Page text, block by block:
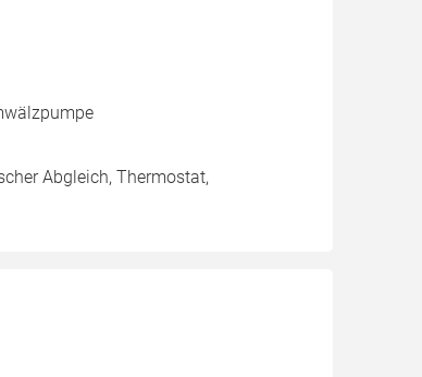
Abgleich, Thermostat,